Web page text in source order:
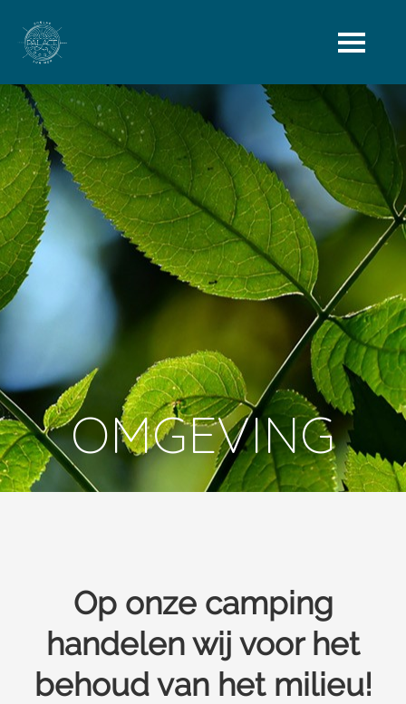
OMGEVING
Op onze camping
handelen wij voor het
behoud van het milieu!